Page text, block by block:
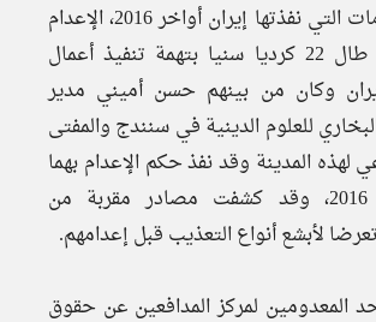
من أبرز الإعدامات التي نفذتها إيران أواخر 2016، الإعدام
الجماعي الذي طال 22 كرديا سنيا بتهمة تنفيذ أعمال
وكان من بينهم حسن أميني مدير
للعلوم الدينية في سنندج والمفتى
لهذه المدينة وقد نفذ حكم الإعدام بهما
في أغسطس 2016، وقد كشفت مصادر مقربة من
لأبشع أنواع التعذيب قبل إعدامهم.
المعدومين لمركز المدافعين عن حقوق